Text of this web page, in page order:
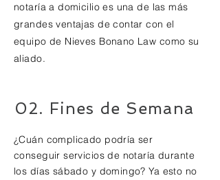
notaría a domicilio es una de las más
grandes ventajas de contar con el
equipo de Nieves Bonano Law como su
aliado.
02. Fines de Semana
¿Cuán complicado podría ser
conseguir servicios de notaría durante
los días sábado y domingo? Ya esto no